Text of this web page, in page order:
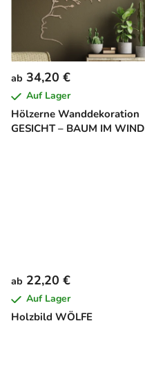
Hölzerne Wanddekoration
GESICHT – BAUM IM WIND
ab 34,20 €
Auf Lager
Holzbild WÖLFE
ab 22,20 €
Auf Lager